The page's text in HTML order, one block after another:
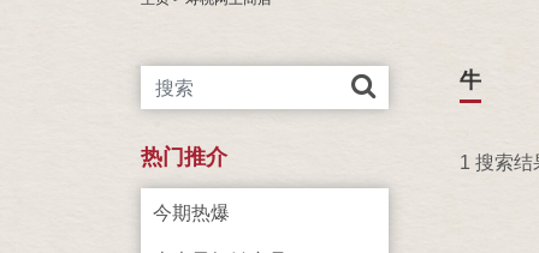
热门推介
今期热爆
牛
1 搜索结